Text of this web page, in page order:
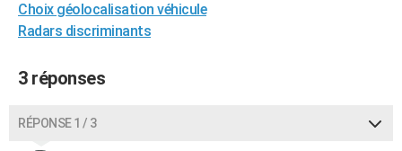
Destinations
City break
Voyage nature
Voyage de noces
Forum
Climat
+PHOTO
BONS PLANS
CARTE DE VOEUX
Choix géolocalisation véhicule
Radars discriminants
3 réponses
RÉPONSE 1 / 3